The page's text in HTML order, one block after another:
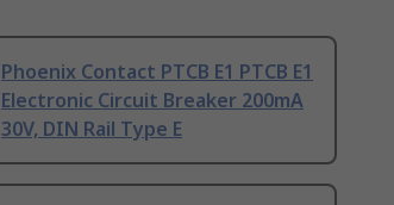
Phoenix Contact PTCB E1 PTCB E1
Electronic Circuit Breaker 200mA
30V, DIN Rail Type E